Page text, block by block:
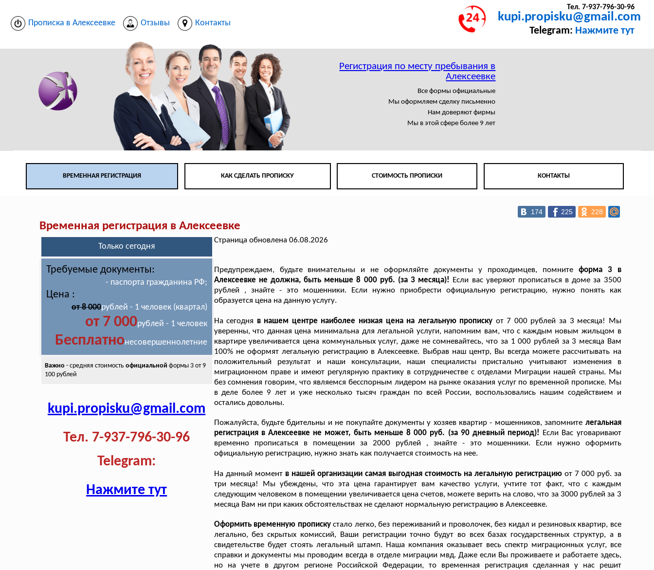
Прописка в Алексеевке Отзывы Контакты
Тел. 7-937-796-30-96
kupi.propisku@gmail.com
Telegram: Нажмите тут
Регистрация по месту пребывания в
Алексеевке
Все формы официальные
Мы оформляем сделку письменно
Нам доверяют фирмы
Мы в этой сфере более 9 лет
ВРЕМЕННАЯ РЕГИСТРАЦИЯ КАК СДЕЛАТЬ ПРОПИСКУ СТОИМОСТЬ ПРОПИСКИ КОНТАКТЫ
174 225 228
Временная регистрация в Алексеевке
Только сегодня
Требуемые документы:
- паспорта гражданина РФ;
Цена :
от 8 000рублей - 1 человек (квартал)
от 7 000рублей - 1 человек
Бесплатнонесовершеннолетние
Важно - средняя стоимость официальной формы 3 от 9
100 рублей
kupi.propisku@gmail.com
Тел. 7-937-796-30-96
Telegram:
Нажмите тут
Страница обновлена 06.08.2026
Предупреждаем, будьте внимательны и не оформляйте документы у проходимцев, помните форма 3 в
Алексеевке не должна, быть меньше 8 000 руб. (за 3 месяца)! Если вас уверяют прописаться в доме за 3500
рублей , знайте - это мошенники. Если нужно приобрести официальную регистрацию, нужно понять как
образуется цена на данную услугу.
На сегодня в нашем центре наиболее низкая цена на легальную прописку от 7 000 рублей за 3 месяца! Мы
уверенны, что данная цена минимальна для легальной услуги, напомним вам, что с каждым новым жильцом в
квартире увеличивается цена коммунальных услуг, даже не сомневайтесь, что за 1 000 рублей за 3 месяца Вам
100% не оформят легальную регистрацию в Алексеевке. Выбрав наш центр, Вы всегда можете рассчитывать на
положительный результат и наши консультации, наши специалисты пристально учитывают изменения в
миграционном праве и имеют регулярную практику в сотрудничестве с отделами Миграции нашей страны. Мы
без сомнения говорим, что являемся бесспорным лидером на рынке оказания услуг по временной прописке. Мы
в деле более 9 лет и уже несколько тысяч граждан по всей России, воспользовались нашим содействием и
остались довольны.
Пожалуйста, будьте бдительны и не покупайте документы у хозяев квартир - мошенников, запомните легальная
регистрация в Алексеевке не может, быть меньше 8 000 руб. (за 90 дневный период)! Если Вас уговаривают
временно прописаться в помещении за 2000 рублей , знайте - это мошенники. Если нужно оформить
официальную регистрацию, нужно знать как получается стоимость на нее.
На данный моментв нашей организации самая выгодная стоимость на легальную регистрацию от 7 000 руб. за
три месяца! Мы убеждены, что эта цена гарантирует вам качество услуги, учтите тот факт, что с каждым
следующим человеком в помещении увеличивается цена счетов, можете верить на слово, что за 3000 рублей за 3
месяца Вам ни при каких обстоятельствах не сделают нормальную регистрацию в Алексеевке.
Оформить временную пропискустало легко, без переживаний и проволочек, без кидал и резиновых квартир, все
легально, без скрытых комиссий, Ваши регистрации точно будут во всех базах государственных структур, а в
свидетельстве будет стоять легальный штамп. Наша компания оказывает весь спектр миграционных услуг, все
справки и документы мы проводим всегда в отделе миграции мвд. Даже если Вы проживаете и работаете здесь,
но на учете в другом регионе Российской Федерации, то временная регистрация сделанная у нас решит